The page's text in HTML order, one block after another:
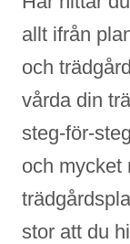
allt ifrån
och
vårda din
steg-för-
och mycket
stor att du